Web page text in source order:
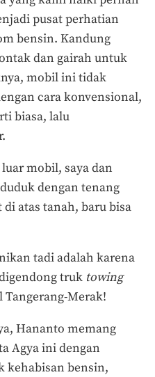
pusat perhatian
bensin. Kandung
dan gairah untuk
mobil ini tidak
cara konvensional,
biasa, lalu
mobil, saya dan
dengan tenang
atas tanah, baru bisa
tadi adalah karena
truk towing
Merak!
Hananto memang
Agya ini dengan
kehabisan bensin,